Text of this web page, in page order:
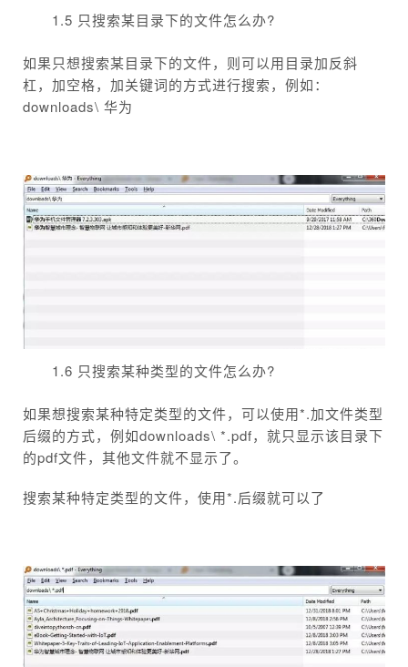
1.5 只搜索某目录下的文件怎么办?
如果只想搜索某目录下的文件，则可以用目录加反斜
杠，加空格，加关键词的方式进行搜索，例如：
downloads\ 华为
1.6 只搜索某种类型的文件怎么办?
如果想搜索某种特定类型的文件，可以使用*.加文件类型
后缀的方式，例如downloads\ *.pdf，就只显示该目录下
的pdf文件，其他文件就不显示了。
搜索某种特定类型的文件，使用*.后缀就可以了